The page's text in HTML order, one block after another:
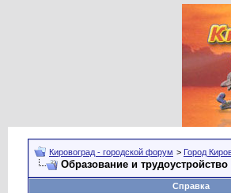
Кировоград - городской форум > Город
Образование и трудоустройство
Справка